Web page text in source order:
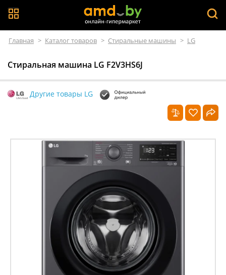
Главная > Каталог товаров > Стиральные машины > LG
Стиральная машина LG F2V3HS6J
Другие товары LG